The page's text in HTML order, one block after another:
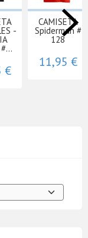
-
€
CAMISETA
Spiderman #
128
11,95 €